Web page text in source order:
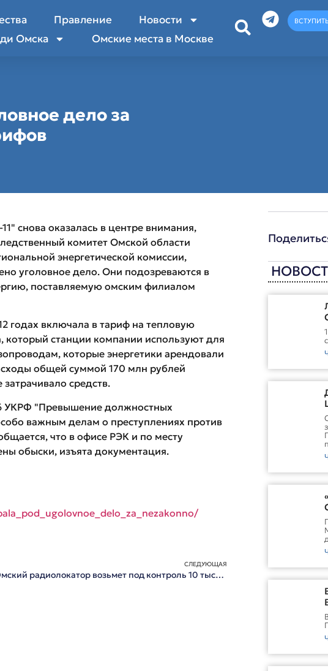
Правление
Новости
Омска Омские места в Москве
дело за
снова оказалась в центре внимания,
комитет Омской области
энергетической комиссии,
уголовное дело. Они подозреваются в
поставляемую омским филиалом
годах включала в тариф на тепловую
который станции компании используют для
которые энергетики арендовали
общей суммой 170 млн рублей
средств.
УКРФ "Превышение должностных
важным делам о преступлениях против
что в офисе РЭК и по месту
обыски, изъята документация.
СЛЕДУЮЩАЯ
Омский радиолокатор возьмет под контроль 10 тысяч кв. километров